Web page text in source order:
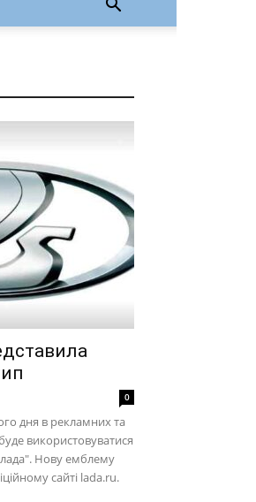
0
дня в рекламних та
використовуватися
Нову емблему
сайті lada.ru.